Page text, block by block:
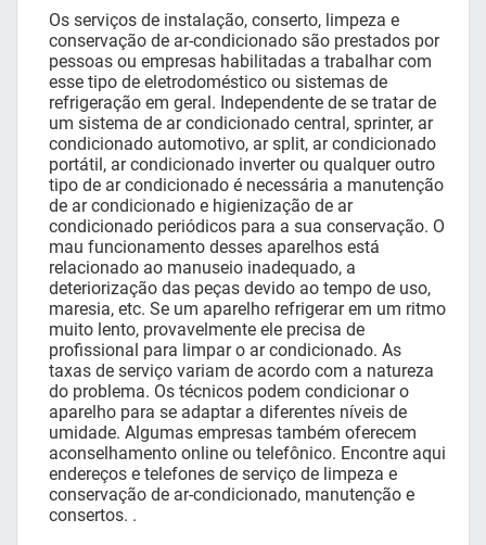
Os serviços de instalação, conserto, limpeza e
conservação de ar-condicionado são prestados por
pessoas ou empresas habilitadas a trabalhar com
esse tipo de eletrodoméstico ou sistemas de
refrigeração em geral. Independente de se tratar de
um sistema de ar condicionado central, sprinter, ar
condicionado automotivo, ar split, ar condicionado
portátil, ar condicionado inverter ou qualquer outro
tipo de ar condicionado é necessária a manutenção
de ar condicionado e higienização de ar
condicionado periódicos para a sua conservação. O
mau funcionamento desses aparelhos está
relacionado ao manuseio inadequado, a
deteriorização das peças devido ao tempo de uso,
maresia, etc. Se um aparelho refrigerar em um ritmo
muito lento, provavelmente ele precisa de
profissional para limpar o ar condicionado. As
taxas de serviço variam de acordo com a natureza
do problema. Os técnicos podem condicionar o
aparelho para se adaptar a diferentes níveis de
umidade. Algumas empresas também oferecem
aconselhamento online ou telefônico. Encontre aqui
endereços e telefones de serviço de limpeza e
conservação de ar-condicionado, manutenção e
consertos. .